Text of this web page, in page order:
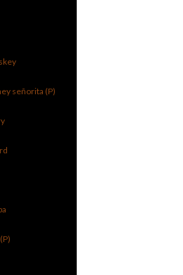
señorita (P)